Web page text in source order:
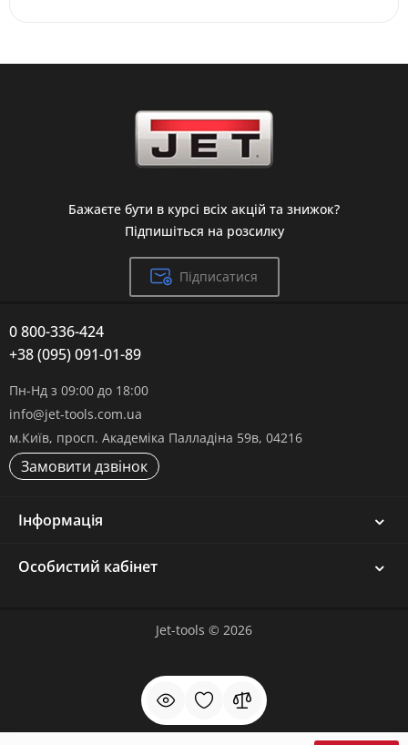
Бажаєте бути в курсі всіх акцій та знижок?
Підпишіться на розсилку
Підписатися
0 800-336-424
+38 (095) 091-01-89
Пн-Нд з 09:00 до 18:00
info@jet-tools.com.ua
м.Київ, просп. Академіка Палладіна 59в, 04216
Замовити дзвінок
Інформація
Особистий кабінет
Jet-tools © 2026